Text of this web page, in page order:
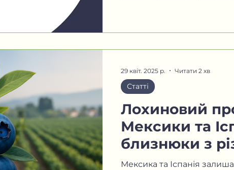
Лохиновий
Мексики та
близнюки з
континентів
Мексика та Іспанія
Статті
29 квіт. 2025 р. Читати 2 хв